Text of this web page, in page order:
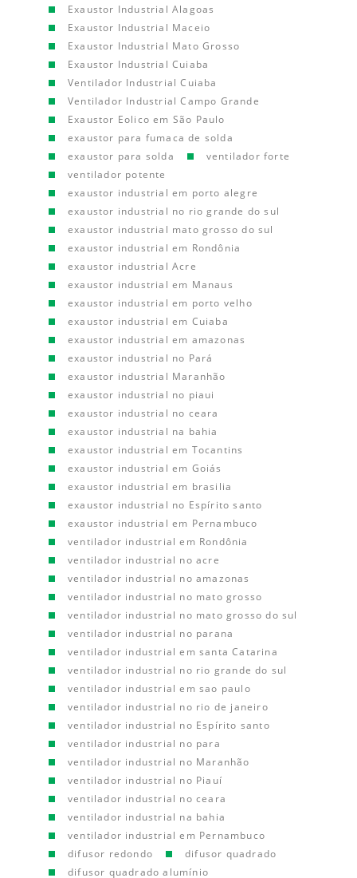
Exaustor Industrial Alagoas
Exaustor Industrial Maceio
Exaustor Industrial Mato Grosso
Exaustor Industrial Cuiaba
Ventilador Industrial Cuiaba
Ventilador Industrial Campo Grande
Exaustor Eolico em São Paulo
exaustor para fumaca de solda
exaustor para solda
ventilador forte
ventilador potente
exaustor industrial em porto alegre
exaustor industrial no rio grande do sul
exaustor industrial mato grosso do sul
exaustor industrial em Rondônia
exaustor industrial Acre
exaustor industrial em Manaus
exaustor industrial em porto velho
exaustor industrial em Cuiaba
exaustor industrial em amazonas
exaustor industrial no Pará
exaustor industrial Maranhão
exaustor industrial no piaui
exaustor industrial no ceara
exaustor industrial na bahia
exaustor industrial em Tocantins
exaustor industrial em Goiás
exaustor industrial em brasilia
exaustor industrial no Espírito santo
exaustor industrial em Pernambuco
ventilador industrial em Rondônia
ventilador industrial no acre
ventilador industrial no amazonas
ventilador industrial no mato grosso
ventilador industrial no mato grosso do sul
ventilador industrial no parana
ventilador industrial em santa Catarina
ventilador industrial no rio grande do sul
ventilador industrial em sao paulo
ventilador industrial no rio de janeiro
ventilador industrial no Espírito santo
ventilador industrial no para
ventilador industrial no Maranhão
ventilador industrial no Piauí
ventilador industrial no ceara
ventilador industrial na bahia
ventilador industrial em Pernambuco
difusor redondo
difusor quadrado
difusor quadrado alumínio